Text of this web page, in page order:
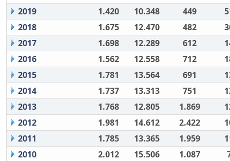
2019
1.420 10.348 449
2018
1.675 12.470 482
2017
1.698 12.289 612
2016
1.562 12.558 712
2015
1.781 13.564 691
2014
1.737 13.313 751
2013
1.768 12.805 1.869
2012
1.981 14.612 2.422
2011
1.785 13.365 1.959
2010
2.012 15.506 1.087